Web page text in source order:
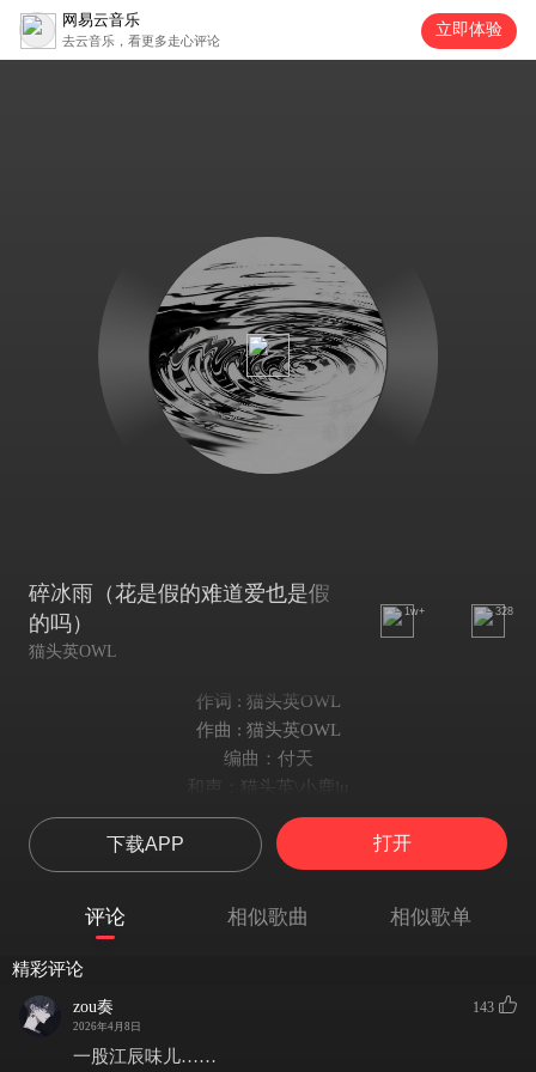
网易云音乐
去云音乐，看更多走心评论
立即体验
碎冰雨（花是假的难道爱也是假
的吗）
猫头英OWL
1w+ 328
作词 : 猫头英OWL
作曲 : 猫头英OWL
编曲：付天
和声：猫头英\小鹿lu
混音：刘景睿
出品人：Camel
出品：灼灼星光
（未经许可，不得翻唱、翻录或使用）
因为这句话我等了你有一年半载
下载APP 打开
评论 相似歌曲 相似歌单
精彩评论
zou奏
2026年4月8日
143
一股江辰味儿……